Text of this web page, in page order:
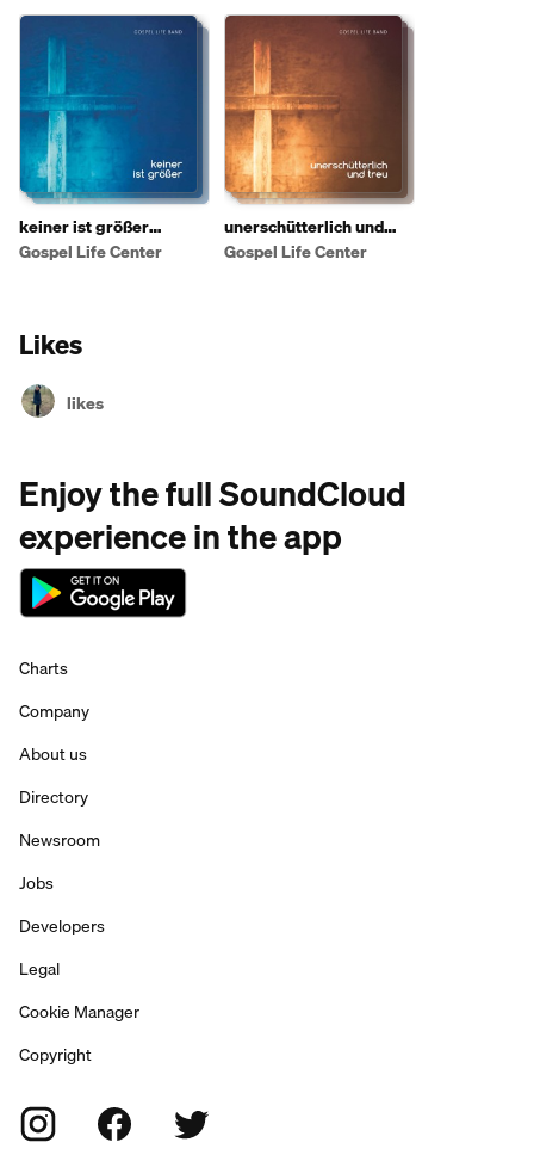
keiner ist größer
(Hörprobe)
Gospel Life Center
unerschütterlich und
treu (Hörprobe)
Gospel Life Center
Likes
likes
Enjoy the full SoundCloud
experience in the app
Charts
Company
About us
Directory
Newsroom
Jobs
Developers
Legal
Cookie Manager
Copyright